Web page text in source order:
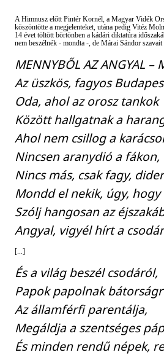
A Himnusz előtt Pintér Kornél, a Magyar Vidék
köszöntötte a megjelenteket, utána pedig Vitéz
14 évet töltött börtönben a kádári diktatúra
nem beszélnék - mondta -, de Márai Sándor
MENNYBŐL AZ ANGYAL –
Az üszkös, fagyos
Oda, ahol az orosz tankok
Között hallgatnak a
Ahol nem csillog a
Nincsen aranydió a fákon,
Nincs más, csak fagy,
Mondd el nekik, úgy,
Szólj hangosan az
Angyal, vigyél hírt a
[...]
És a világ beszél csodáról,
Papok papolnak
Az államférfi parentálja,
Megáldja a szentséges
És minden rendű népek,